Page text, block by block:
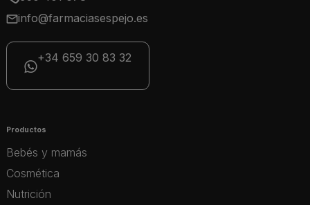
info@farmaciasespejo.es
+34 659 30 83 32
Productos
Bebés y mamás
Cosmética
Nutrición